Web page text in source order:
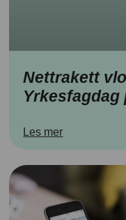
Nettrakett
Yrkesfagdag
Les mer